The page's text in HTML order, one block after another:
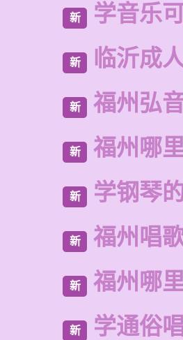
新 学音乐
新 临沂成
新 福州弘
新 福州哪
新 学钢琴
新 福州唱
新 福州哪
新 学通俗